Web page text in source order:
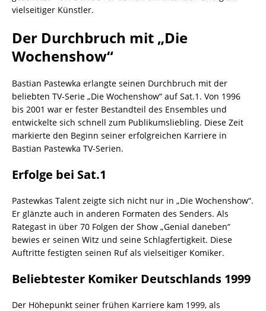
vielseitiger Künstler.
Der Durchbruch mit „Die
Wochenshow“
Bastian Pastewka erlangte seinen Durchbruch mit der
beliebten TV-Serie „Die Wochenshow“ auf Sat.1. Von 1996
bis 2001 war er fester Bestandteil des Ensembles und
entwickelte sich schnell zum Publikumsliebling. Diese Zeit
markierte den Beginn seiner erfolgreichen Karriere in
Bastian Pastewka TV-Serien.
Erfolge bei Sat.1
Pastewkas Talent zeigte sich nicht nur in „Die Wochenshow“.
Er glänzte auch in anderen Formaten des Senders. Als
Rategast in über 70 Folgen der Show „Genial daneben“
bewies er seinen Witz und seine Schlagfertigkeit. Diese
Auftritte festigten seinen Ruf als vielseitiger Komiker.
Beliebtester Komiker Deutschlands 1999
Der Höhepunkt seiner frühen Karriere kam 1999, als